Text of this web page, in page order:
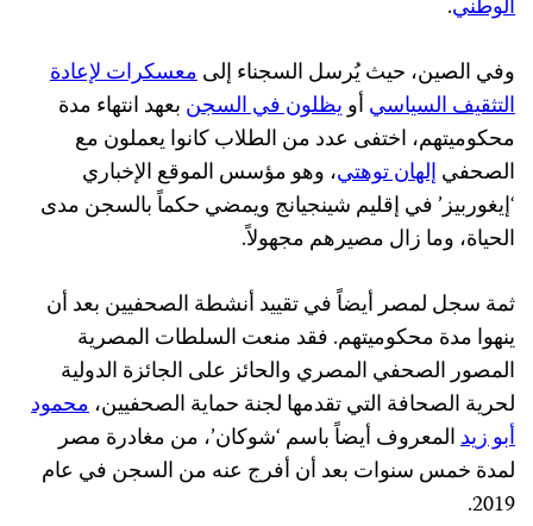
الوطني.
وفي الصين، حيث يُرسل السجناء إلىمعسكرات لإعادة
التثقيف السياسي أويظلون في السجن بعهد انتهاء مدة
محكوميتهم، اختفى عدد من الطلاب كانوا يعملون مع
الصحفي إلهان توهتي، وهو مؤسس الموقع الإخباري
‘إيغوربيز’ في إقليم شينجيانج ويمضي حكماً بالسجن مدى
الحياة، وما زال مصيرهم مجهولاً.
ثمة سجل لمصر أيضاً في تقييد أنشطة الصحفيين بعد أن
ينهوا مدة محكوميتهم. فقد منعت السلطات المصرية
المصور الصحفي المصري والحائز على الجائزة الدولية
لحرية الصحافة التي تقدمها لجنة حماية الصحفيين، محمود
أبو زيدالمعروف أيضاً باسم ‘شوكان’، من مغادرة مصر
لمدة خمس سنوات بعد أن أفرج عنه من السجن في عام
2019.